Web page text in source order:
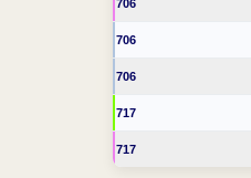
706
706
706
717
717